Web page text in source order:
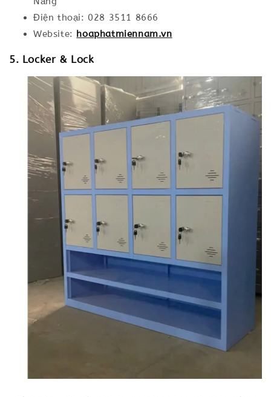
Điện thoại: 028 3511 8666
Website: hoaphatmiennam.vn
5. Locker & Lock